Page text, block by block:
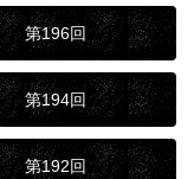
第196回
第194回
第192回